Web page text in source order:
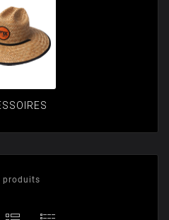
produits